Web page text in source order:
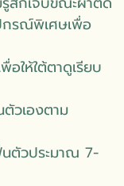
กรณ์พิเศษเพื่อ
อให้ใต้ตาดูเรียบ
วเองตาม
ตัวประมาณ 7-